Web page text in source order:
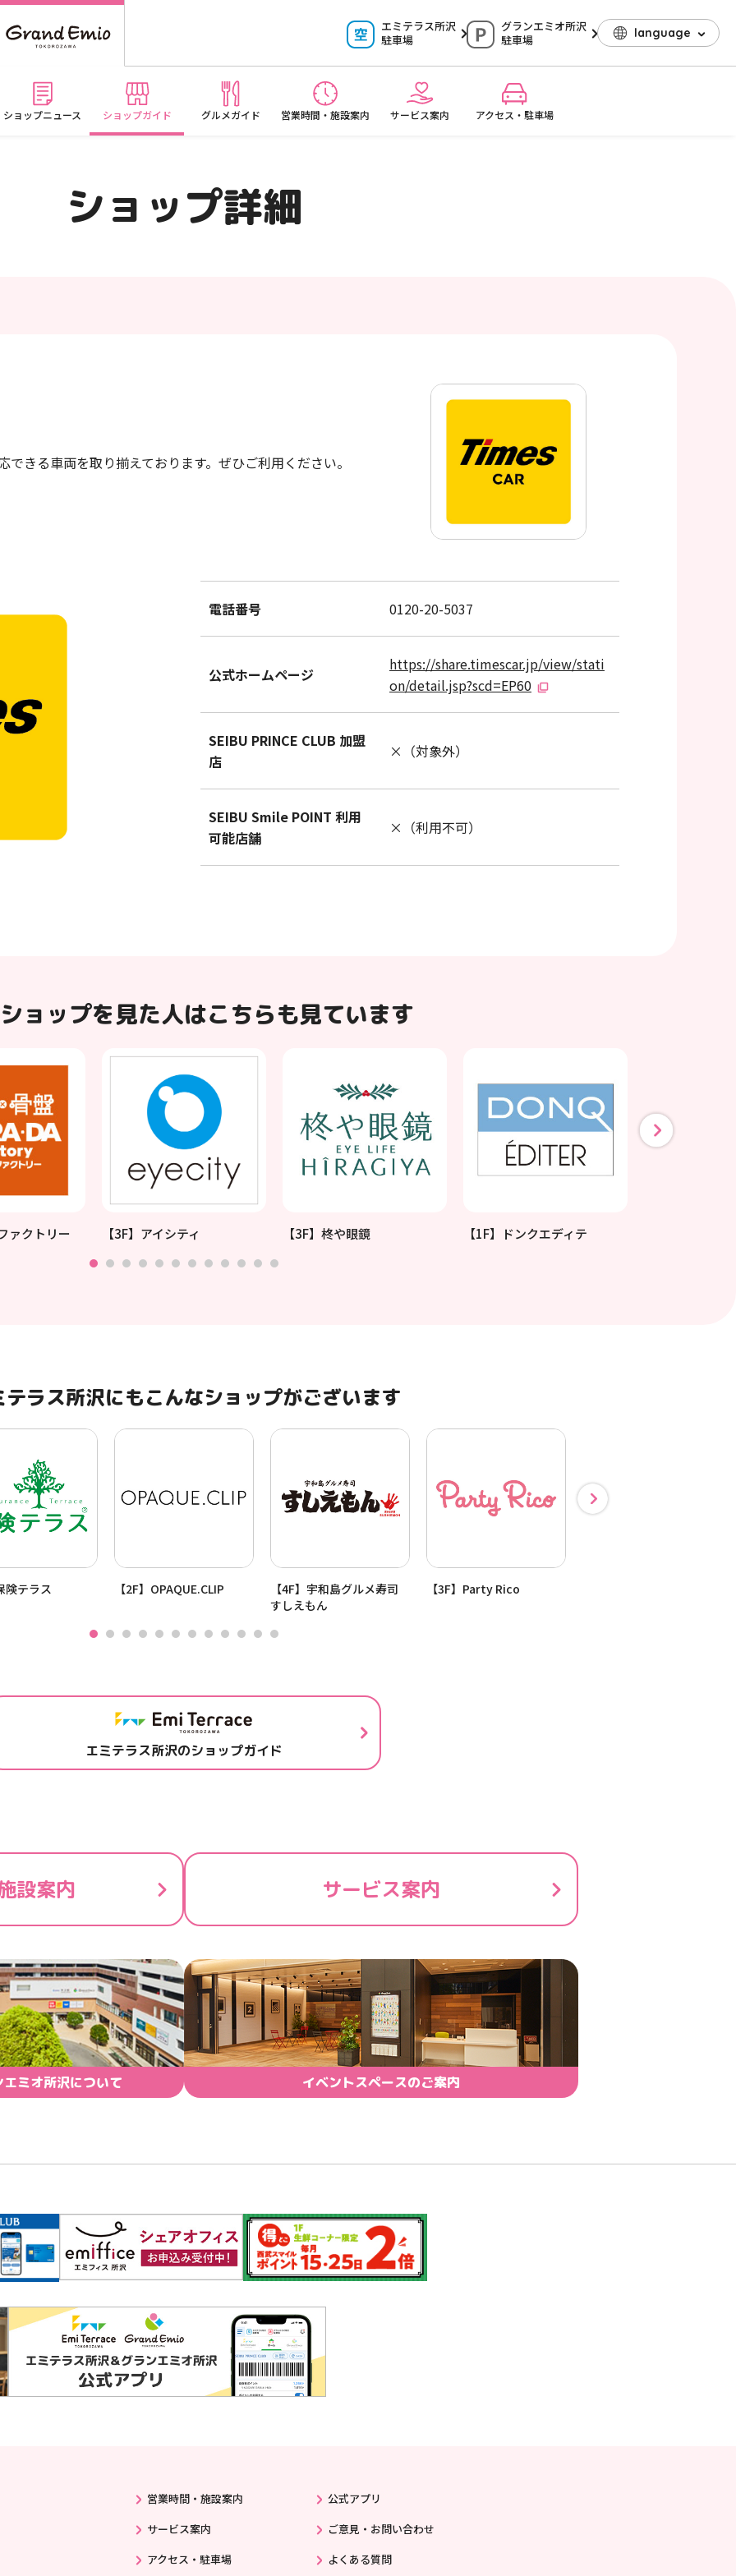
エミテラス所沢
駐車場
グランエミオ所沢
駐車場
language
ショップニュース ショップガイド グルメガイド 営業時間・施設案内 サービス案内 アクセス・駐車場
ショップ詳細
きる車両を取り揃えております。ぜひご利用ください。
電話番号 0120-20-5037
公式ホームページ
https://share.timescar.jp/view/stati
on/detail.jsp?scd=EP60
SEIBU PRINCE CLUB 加盟
店
×（対象外）
SEIBU Smile POINT 利用
可能店舗
×（利用不可）
ョップを見た人はこちらも見ています
ァクトリー 【3F】アイシティ 【3F】柊や眼鏡 【1F】ドンクエディテ
テラス所沢にもこんなショップがございます
険テラス 【2F】OPAQUE.CLIP
【4F】宇和島グルメ寿司
すしえもん
【3F】Party Rico
エミテラス所沢のショップガイド
設案内 サービス案内
ミオ所沢について イベントスペースのご案内
営業時間・施設案内
サービス案内
アクセス・駐車場
公式アプリ
ご意見・お問い合わせ
よくある質問